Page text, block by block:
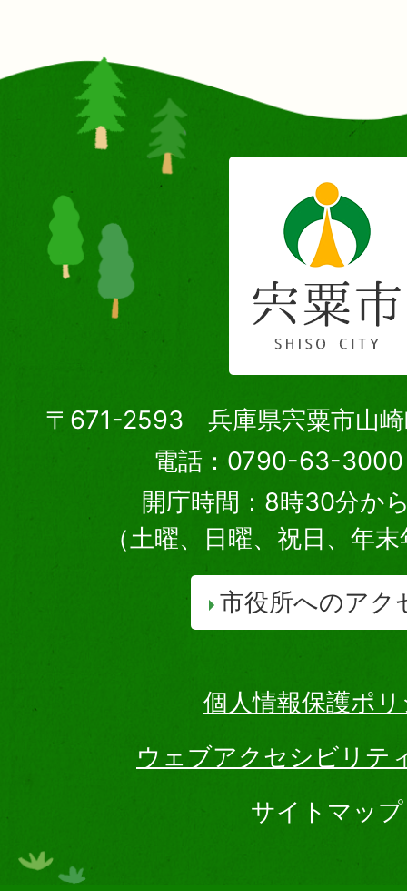
〒671-2593 兵庫県宍粟市山崎
電話：0790-63-3000
開庁時間：8時30分か
（土曜、日曜、祝日、年
市役所へのアク
個人情報保護ポ
ウェブアクセシビリテ
サイトマップ